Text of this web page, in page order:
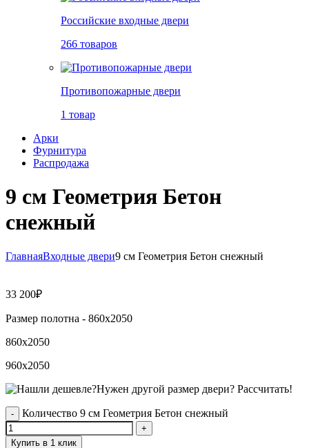
Российские входные двери
266 товаров
Противопожарные двери
1 товар
Арки
Фурнитура
Распродажа
9 см Геометрия Бетон
снежный
ГлавнаяВходные двери9 см Геометрия Бетон снежный
33 200₽
Размер полотна - 860x2050
860x2050
960x2050
Нужен другой размер двери? Рассчитать!
Количество 9 см Геометрия Бетон снежный
Купить в 1 клик